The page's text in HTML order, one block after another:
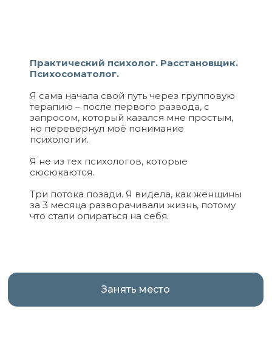
Занять место
Практический психолог. Расстановщик.
Психосоматолог.
Я сама начала свой путь через групповую
терапию – после первого развода, с
запросом, который казался мне простым,
но перевернул моё понимание
психологии.
Я не из тех психологов, которые
сюсюкаются.
Три потока позади. Я видела, как женщины
за 3 месяца разворачивали жизнь, потому
что стали опираться на себя.